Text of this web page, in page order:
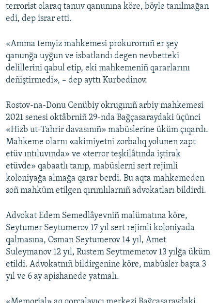
terrorist olaraq tanuv qanunına köre, böyle tanılmağan
edi, dep israr etti.
«Amma temyiz mahkemesi prokurornıñ er şey
qanunğa uyğun ve isbatlandı degen nevbetteki
delillerini qabul etip, eki mahkemeniñ qararlarını
deñiştirmedi», – dep ayttı Kurbedinov.
Rostov-na-Donu Cenübiy okrugınıñ arbiy mahkemesi
2021 senesi oktâbrniñ 29-nda Bağçasaraydaki üçünci
«Hizb ut-Tahrir davasınıñ» mabüslerine üküm çıqardı.
Mahkeme olarnı «akimiyetni zorbalıq yolunen zapt
etüv ıntıluvında» ve «terror teşkilâtında iştirak
etüvde» qabaatlı tanıp, mabüslerni sert rejimli
koloniyağa almağa qarar berdi. Bu aqta mahkemeden
soñ mahküm etilgen qırımlılarnıñ advokatları bildirdi.
Advokat Edem Semedlâyevniñ malümatına köre,
Seytumer Seytumerov 17 yıl sert rejimli koloniyada
qalmasına, Osman Seytumerov 14 yıl, Amet
Suleymanov 12 yıl, Rustem Seytmemetov 13 yılğa üküm
etildi. Advokatnıñ bildirgenine köre, mabüsler başta 3
yıl ve 6 ay apishanede yatmalı.